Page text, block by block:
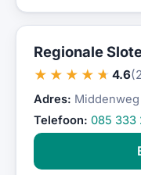
Regionale
★★★★★ 4.6
Adres:
Telefoon: 085 333